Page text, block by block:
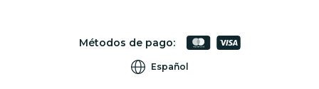
Métodos de pago:
Español